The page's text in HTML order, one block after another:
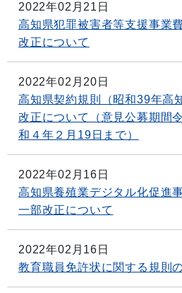
2022年02月21日
高知県犯罪被害者等支援事業
改正について
2022年02月20日
高知県契約規則（昭和39年高
改正について（意見公募期間
和４年２月19日まで）
2022年02月16日
高知県養殖業デジタル化促進
一部改正について
2022年02月16日
教育職員免許状に関する規則